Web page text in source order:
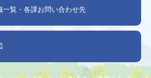
一覧・各課お問い合わせ先